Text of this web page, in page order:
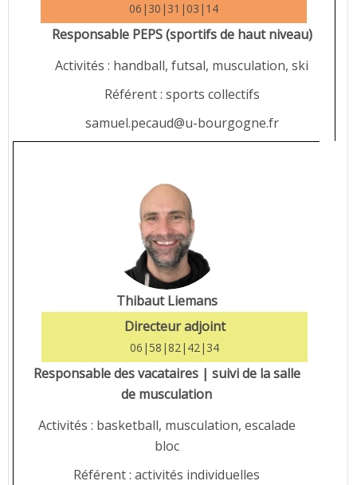
06|30|31|03|14
Responsable PEPS (sportifs de haut niveau)
Activités : handball, futsal, musculation, ski
Référent : sports collectifs
samuel.pecaud@u-bourgogne.fr
Thibaut Liemans
Directeur adjoint
06|58|82|42|34
Responsable des vacataires | suivi de la salle
de musculation
Activités : basketball, musculation, escalade
bloc
Référent : activités individuelles